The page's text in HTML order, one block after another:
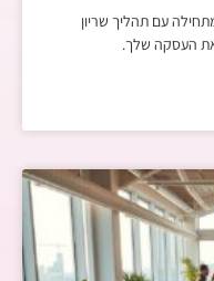
עם תהליך שריון
העסקה שלך.